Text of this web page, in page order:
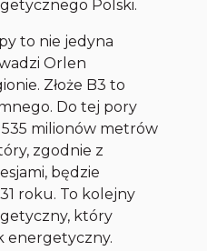
Polski.
to nie jedyna
Orlen
Złoże B3 to
Do tej pory
milionów metrów
zgodnie z
będzie
roku. To kolejny
który
energetyczny.